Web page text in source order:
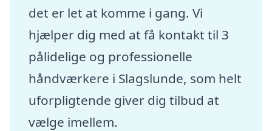
det er let at komme i gang. Vi
hjælper dig med at få kontakt til 3
pålidelige og professionelle
håndværkere i Slagslunde, som helt
uforpligtende giver dig tilbud at
vælge imellem.